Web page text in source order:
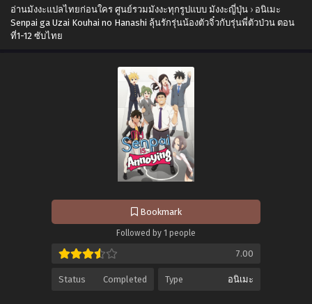
อ่านมังงะแปลไทยก่อนใคร ศูนย์รวมมังงะทุกรูปแบบ มังงะญี่ปุ่น › อนิเมะ
Senpai ga Uzai Kouhai no Hanashi ลุ้นรักรุ่นน้องตัวจิ๋วกับรุ่นพี่ตัวป่วน ตอน
ที่1-12 ซับไทย
Bookmark
Followed by 1 people
7.00
Status Completed Type อนิเมะ